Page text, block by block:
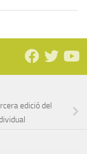
edició del